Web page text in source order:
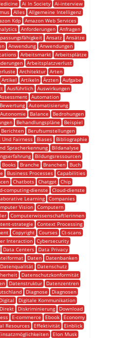
Ai In Society
Ai-interview
Alles Allgemeine Intelligenz
Kdp Amazon Web Services
Anforderungen
Anfragen
Ansatz Ansätze
Anwendung Anwendungen
Arbeitsmarkt Arbeitsplätze
Arbeitsplatzverlust
Architektur Arten
Artikel Artikeln Ärzten Aufgabe
Ausführlich
Auswirkungen
Automation
Automatisierung
Autonomie Balance
Bedrohungen
Behandlungspläne
Beispiel
Berichten
Berufsumstellungen
Und Fairness Biases
Bibliographie
Spracherkennung
Bildanalyse
Bildungsressourcen
Books Branche Branchen
Buch
Business Processes
Capabilities
Chatbots Chatgpt Chip
computing-dienste
Cloud-dienste
Learning Companies
Vision
Computern
Computerwissenschaftlerinnen
strategie
Context Processing
Copyright Courses Ct-scans
Interaction Cybersecurity
Data Centers
Data Privacy
Daten
Datenbanken
Datenqualität
Datenschutz
Datenschutzkonformität
Datenstruktur
Datenzentren
Diagnose
Diagnosen
Digital
Digitale Kommunikation
Direkt Diskriminierung
Download
E-commerce Ebook
Economy
Resources Effektivität
Einblick
Elon Musk